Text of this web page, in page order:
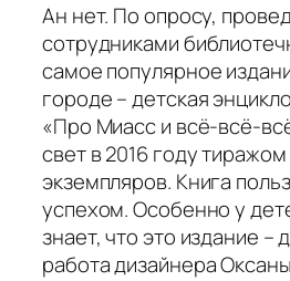
Ан нет. По опросу,
сотрудниками
самое популярное
городе – детская
«Про Миасс и всё-всё-
свет в 2016 году тиражом
экземпляров. Книга
успехом. Особенно у
знает, что это издание –
работа дизайнера